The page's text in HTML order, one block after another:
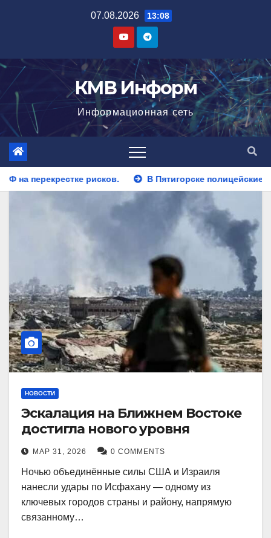
07.08.2026 13:08
КМВ Информ
Информационная сеть
В Пятигорске полицейские задержали закладчика,
НОВОСТИ
Эскалация на Ближнем Востоке
достигла нового уровня
МАР 31, 2026 0 COMMENTS
Ночью объединённые силы США и Израиля
нанесли удары по Исфахану — одному из
ключевых городов страны и району, напрямую
связанному…